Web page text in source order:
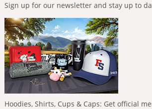
Sign up for our newsletter and stay up to
Hoodies, Shirts, Cups & Caps: Get official